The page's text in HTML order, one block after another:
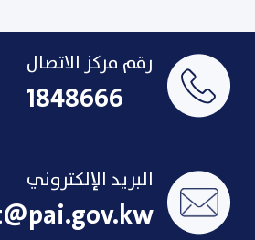
رقم مركز الاتصال
1848666
البريد الإلكتروني